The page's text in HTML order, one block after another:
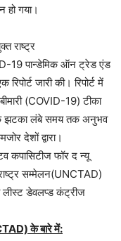
हो गया।
राष्ट्र
19 पान्डेमिक ऑन ट्रेड एंड
जारी की। रिपोर्ट में
(COVID-19) टीका
झटका लंबे समय तक अनुभव
देशों द्वारा।
कपासिटीज फॉर द न्यू
सम्मेलन(UNCTAD)
लीस्ट डेवलप्ड कंट्रीज
के बारे में: